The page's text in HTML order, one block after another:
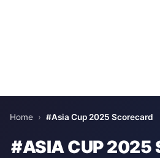
Home › #Asia Cup 2025 Scorecard
#ASIA CUP 2025